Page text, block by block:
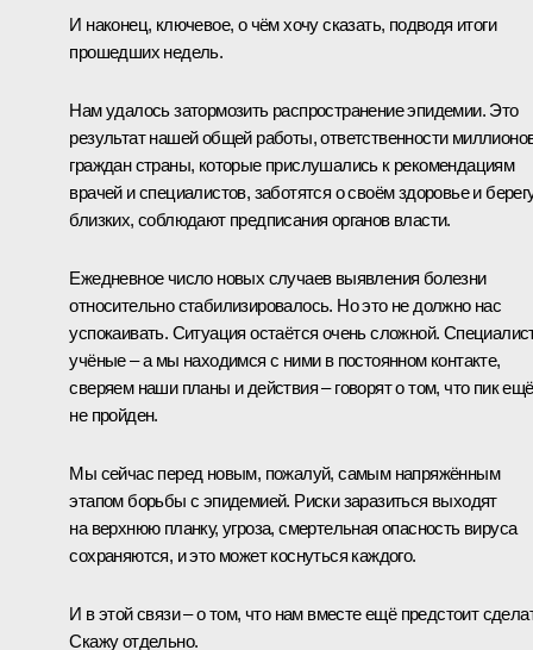
И наконец, ключевое, о чём хочу сказать, подводя итоги
прошедших недель.
Нам удалось затормозить распространение эпидемии. Это
результат нашей общей работы, ответственности
граждан страны, которые прислушались к рекомендациям
врачей и специалистов, заботятся о своём здоровье и
близких, соблюдают предписания органов власти.
Ежедневное число новых случаев выявления болезни
относительно стабилизировалось. Но это не должно нас
успокаивать. Ситуация остаётся очень сложной.
учёные – а мы находимся с ними в постоянном контакте,
сверяем наши планы и действия – говорят о том, что пик ещё
не пройден.
Мы сейчас перед новым, пожалуй, самым напряжённым
этапом борьбы с эпидемией. Риски заразиться выходят
на верхнюю планку, угроза, смертельная опасность вируса
сохраняются, и это может коснуться каждого.
И в этой связи – о том, что нам вместе ещё предстоит
Скажу отдельно.